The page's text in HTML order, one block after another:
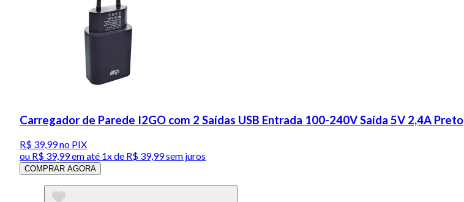
Carregador de Parede I2GO com 2 Saídas USB Entrada 100-240V Saída 5V 2,4A Preto
R$ 39,99no PIX
ou R$ 39,99em até 1x de R$ 39,99sem juros
COMPRAR AGORA